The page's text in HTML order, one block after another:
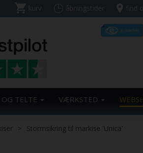
kurv åbningstider find
TELTE VÆRKSTED
Stormsikring til markise 'Unica'